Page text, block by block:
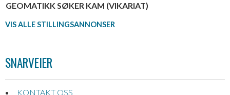
GEOMATIKK SØKER KAM (VIKARIAT)
VIS ALLE STILLINGSANNONSER
SNARVEIER
KONTAKT OSS